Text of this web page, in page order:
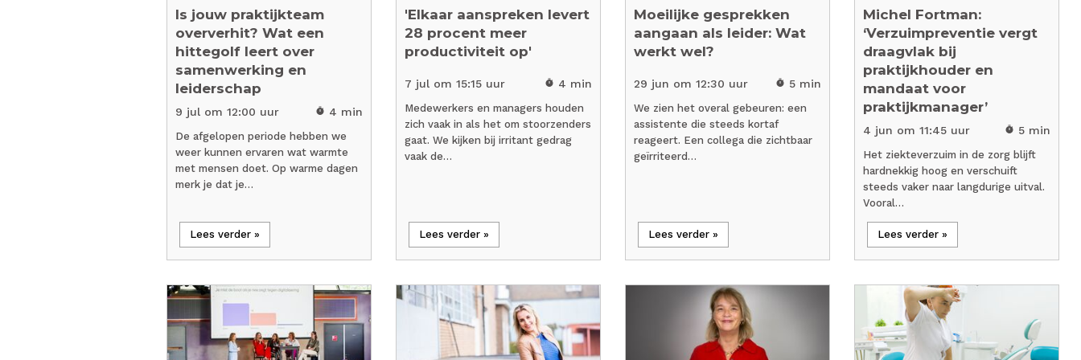
Is jouw praktijkteam
oververhit? Wat een
hittegolf leert over
samenwerking en
leiderschap
9 jul om 12:00 uur timer 4 min
De afgelopen periode hebben we
weer kunnen ervaren wat warmte
met mensen doet. Op warme dagen
merk je dat je…
Lees verder »
'Elkaar aanspreken levert
28 procent meer
productiviteit op'
7 jul om 15:15 uur timer 4 min
Medewerkers en managers houden
zich vaak in als het om stoorzenders
gaat. We kijken bij irritant gedrag
vaak de…
Lees verder »
Moeilijke gesprekken
aangaan als leider: Wat
werkt wel?
29 jun om 12:30 uur timer 5 min
We zien het overal gebeuren: een
assistente die steeds kortaf
reageert. Een collega die zichtbaar
geïrriteerd…
Lees verder »
Michel Fortman:
‘Verzuimpreventie vergt
draagvlak bij
praktijkhouder en
mandaat voor
praktijkmanager’
4 jun om 11:45 uur timer 5 min
Het ziekteverzuim in de zorg blijft
hardnekkig hoog en verschuift
steeds vaker naar langdurige uitval.
Vooral…
Lees verder »